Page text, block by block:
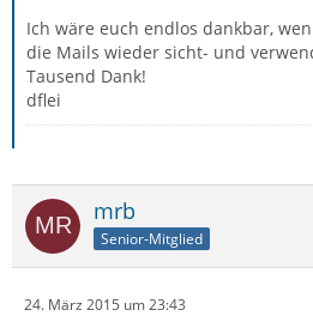
Ich wäre euch endlos dankbar,
die Mails wieder sicht- und
Tausend Dank!
dflei
mrb
Senior-Mitglied
24. März 2015 um 23:43